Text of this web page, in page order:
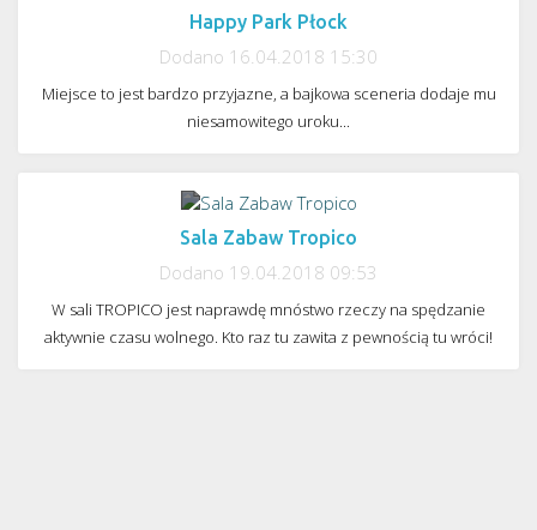
Happy Park Płock
Dodano 16.04.2018 15:30
Miejsce to jest bardzo przyjazne, a bajkowa sceneria dodaje mu
niesamowitego uroku...
Sala Zabaw Tropico
Dodano 19.04.2018 09:53
W sali TROPICO jest naprawdę mnóstwo rzeczy na spędzanie
aktywnie czasu wolnego. Kto raz tu zawita z pewnością tu wróci!